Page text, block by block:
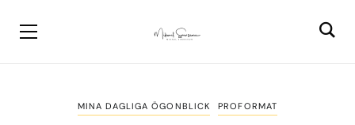
MINA DAGLIGA ÖGONBLICK PROFORMAT